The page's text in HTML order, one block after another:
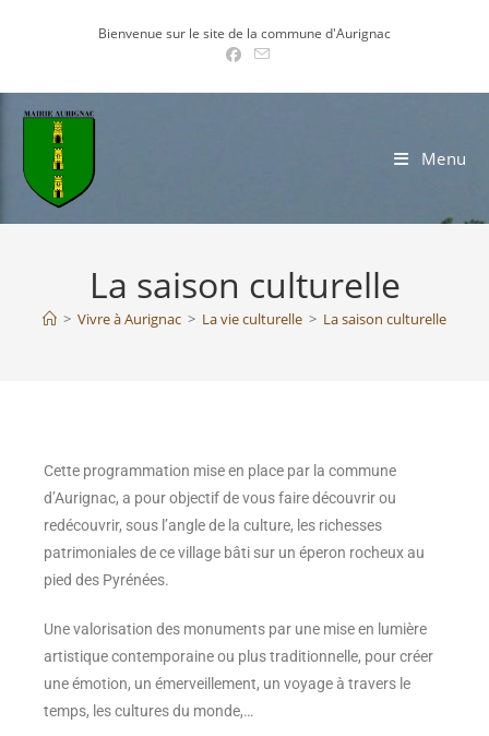
Bienvenue sur le site de la commune d'Aurignac
Menu
La saison culturelle
> Vivre à Aurignac > La vie culturelle > La saison culturelle
Cette programmation mise en place par la commune
d’Aurignac, a pour objectif de vous faire découvrir ou
redécouvrir, sous l’angle de la culture, les richesses
patrimoniales de ce village bâti sur un éperon rocheux au
pied des Pyrénées.
Une valorisation des monuments par une mise en lumière
artistique contemporaine ou plus traditionnelle, pour créer
une émotion, un émerveillement, un voyage à travers le
temps, les cultures du monde,…